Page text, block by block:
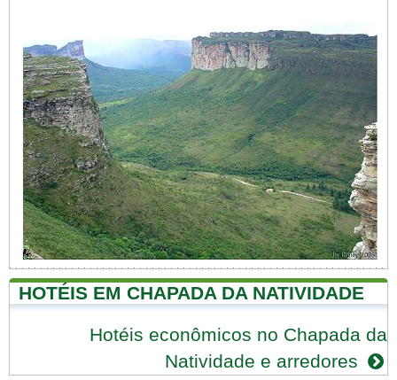
HOTÉIS EM CHAPADA DA NATIVIDADE
Hotéis econômicos no Chapada da
Natividade e arredores